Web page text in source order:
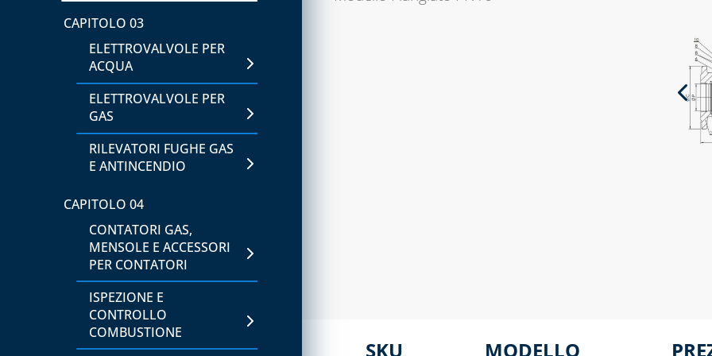
REFRIGERANTI A3
ATTREZZATURE PER
VUOTO E CARICO
SISTEMI PER VUOTO E
CARICO
CAPITOLO 04
SIGILLANTI, ADDITIVI E
RILEVATORI DI PERDITE
CAPITOLO 05
CAPITOLO 03
ELETTROVALVOLE PER
ACQUA
ELETTROVALVOLE PER
GAS
RILEVATORI FUGHE GAS
E ANTINCENDIO
CAPITOLO 04
CONTATORI GAS,
MENSOLE E ACCESSORI
PER CONTATORI
ISPEZIONE E
CONTROLLO
COMBUSTIONE
SKU MODELLO